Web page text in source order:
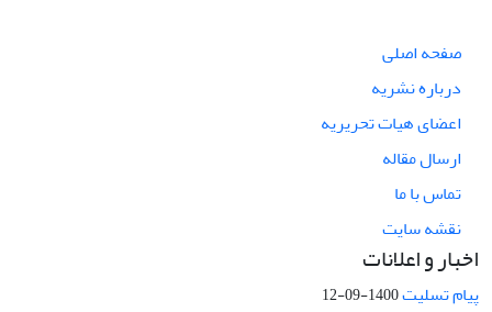
صفحه اصلی
درباره نشریه
اعضای هیات تحریریه
ارسال مقاله
تماس با ما
نقشه سایت
اخبار و اعلانات
پیام تسلیت1400-09-12